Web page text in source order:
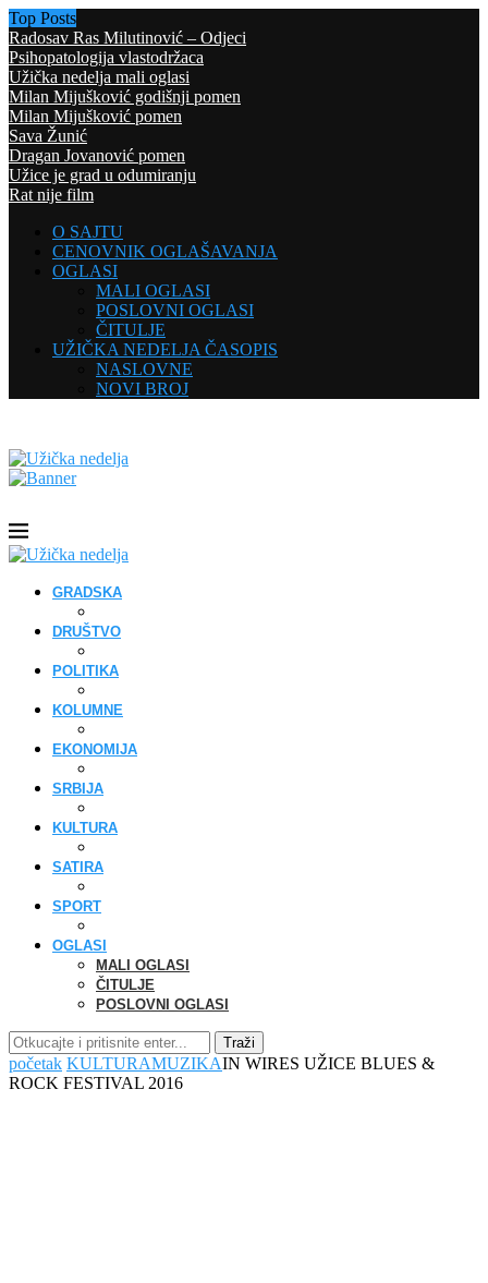
Top Posts
Radosav Ras Milutinović – Odjeci
Psihopatologija vlastodržaca
Užička nedelja mali oglasi
Milan Mijušković godišnji pomen
Milan Mijušković pomen
Sava Žunić
Dragan Jovanović pomen
Užice je grad u odumiranju
Rat nije film
O SAJTU
CENOVNIK OGLAŠAVANJA
OGLASI
MALI OGLASI
POSLOVNI OGLASI
ČITULJE
UŽIČKA NEDELJA ČASOPIS
NASLOVNE
NOVI BROJ
GRADSKA
DRUŠTVO
POLITIKA
KOLUMNE
EKONOMIJA
SRBIJA
KULTURA
SATIRA
SPORT
OGLASI
MALI OGLASI
ČITULJE
POSLOVNI OGLASI
Traži
početak KULTURAMUZIKAIN WIRES UŽICE BLUES &
ROCK FESTIVAL 2016